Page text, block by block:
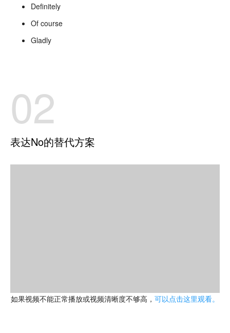
Definitely
Of course
Gladly
02
表达No的替代方案
如果视频不能正常播放或视频清晰度不够高， 可以点击这里观看。